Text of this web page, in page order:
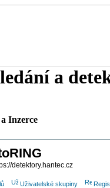
a
Inzerce
detektory.hantec.cz
Uživatelské skupiny